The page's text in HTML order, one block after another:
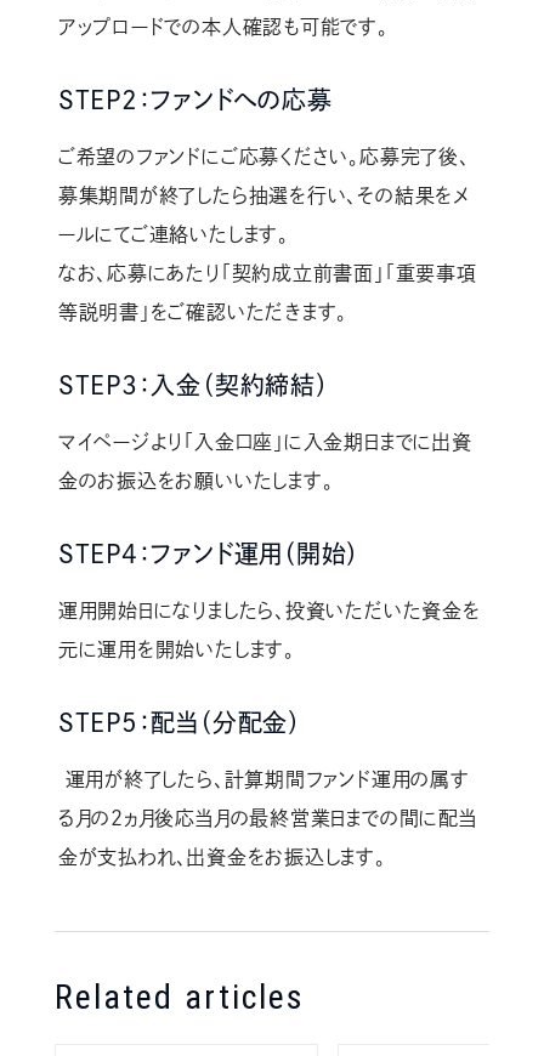
アップロードでの本人確認も可能です。
STEP2：ファンドへの応募
ご希望のファンドにご応募ください。応募完了後、
募集期間が終了したら抽選を行い、その結果をメ
ールにてご連絡いたします。
なお、応募にあたり「契約成立前書面」「重要事項
等説明書」をご確認いただきます。
STEP3：入金（契約締結）
マイページより「入金口座」に入金期日までに出資
金のお振込をお願いいたします。
STEP4：ファンド運用（開始）
運用開始日になりましたら、投資いただいた資金を
元に運用を開始いたします。
STEP5：配当（分配金）
運用が終了したら、計算期間ファンド運用の属す
る月の2ヵ月後応当月の最終営業日までの間に配当
金が支払われ、出資金をお振込します。
Related articles